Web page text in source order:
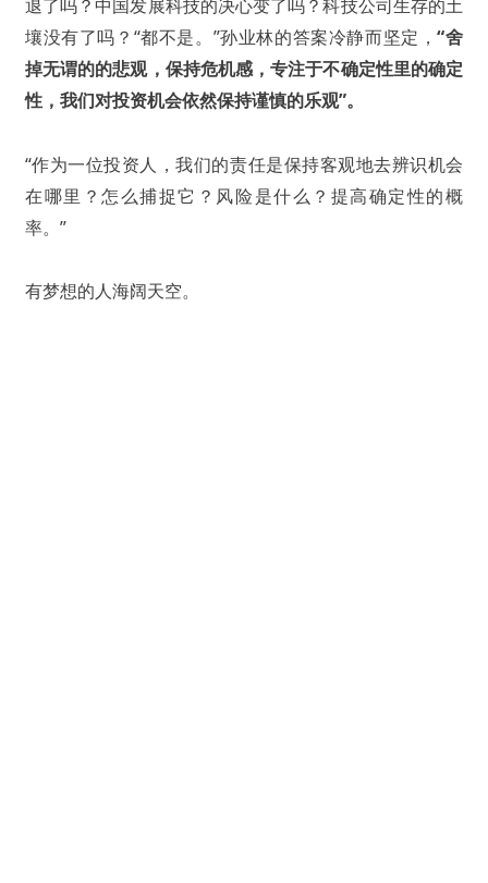
退了吗？中国发展科技的决心变了吗？科技公司生存的土
壤没有了吗？“都不是。”孙业林的答案冷静而坚定，“舍
掉无谓的的悲观，保持危机感，专注于不确定性里的确定
性，我们对投资机会依然保持谨慎的乐观”。
“作为一位投资人，我们的责任是保持客观地去辨识机会
在哪里？怎么捕捉它？风险是什么？提高确定性的概
率。”
有梦想的人海阔天空。